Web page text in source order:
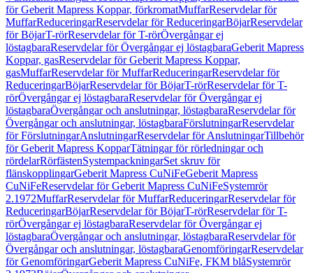
för Geberit Mapress Koppar, förkromatMuffarReservdelar för
MuffarReduceringarReservdelar för ReduceringarBöjarReservdelar
för BöjarT-rörReservdelar för T-rörÖvergångar ej
löstagbaraReservdelar för Övergångar ej löstagbaraGeberit Mapress
Koppar, gasReservdelar för Geberit Mapress Koppar,
gasMuffarReservdelar för MuffarReduceringarReservdelar för
ReduceringarBöjarReservdelar för BöjarT-rörReservdelar för T-
rörÖvergångar ej löstagbaraReservdelar för Övergångar ej
löstagbaraÖvergångar och anslutningar, löstagbaraReservdelar för
Övergångar och anslutningar, löstagbaraFörslutningarReservdelar
för FörslutningarAnslutningarReservdelar för AnslutningarTillbehör
för Geberit Mapress KopparTätningar för rörledningar och
rördelarRörfästenSystempackningarSet skruv för
flänskopplingarGeberit Mapress CuNiFeGeberit Mapress
CuNiFeReservdelar för Geberit Mapress CuNiFeSystemrör
2.1972MuffarReservdelar för MuffarReduceringarReservdelar för
ReduceringarBöjarReservdelar för BöjarT-rörReservdelar för T-
rörÖvergångar ej löstagbaraReservdelar för Övergångar ej
löstagbaraÖvergångar och anslutningar, löstagbaraReservdelar för
Övergångar och anslutningar, löstagbaraGenomföringarReservdelar
för GenomföringarGeberit Mapress CuNiFe, FKM blåSystemrör